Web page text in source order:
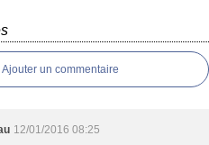
Ajouter un commentaire
12/01/2016 08:25